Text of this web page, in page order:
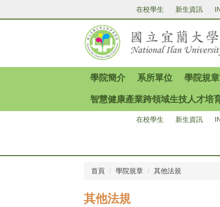
到
區
在校學生 新生資訊
學院簡介 系所單位 學院規章
智慧健康產業跨領域生技人才培
在校學生 新生資訊
首頁 學院規章 其他法規
其他法規